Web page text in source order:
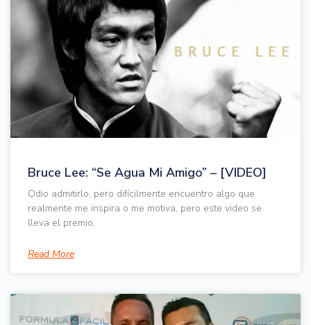
Bruce Lee: “Se Agua Mi Amigo” – [VIDEO]
Odio admitirlo, pero difícilmente encuentro algo que
realmente me inspira o me motiva, pero este video se
lleva el premio.
Read More